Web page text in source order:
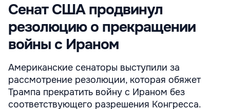
Сенат США продвинул
резолюцию о прекращении
войны с Ираном
Американские сенаторы выступили за
рассмотрение резолюции, которая обяжет
Трампа прекратить войну с Ираном без
соответствующего разрешения Конгресса.